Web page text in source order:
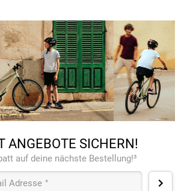
ANGEBOTE SICHERN!
auf deine nächste Bestellung!³
Adresse *